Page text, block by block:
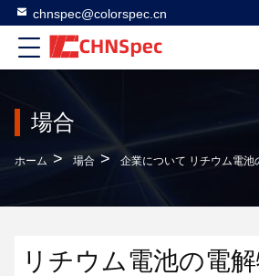
chnspec@colorspec.cn
場合
ホーム > 場合 > 企業について リチウム電池の電解物のプラチナ コバルトの索引（
リチウム電池の電